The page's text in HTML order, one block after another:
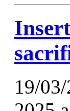
19/